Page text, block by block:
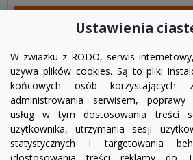
Ustawienia
W zwiazku z RODO, serwis
używa plików cookies. Są to pliki
końcowych osób
administrowania serwisem, poprawy
usług w tym dostosowania treści
użytkownika, utrzymania sesji
statystycznych i targetowania